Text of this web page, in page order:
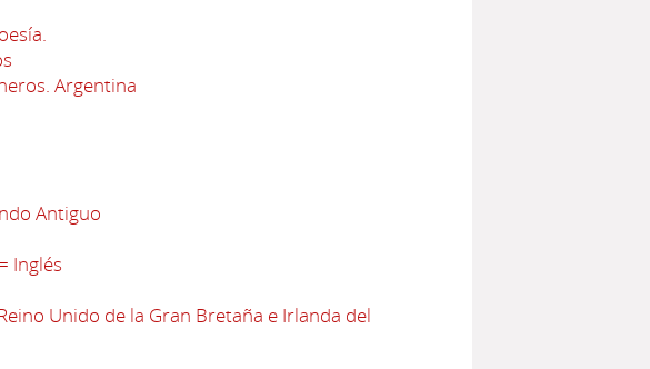
Argentina
Antiguo
Inglés
Unido de la Gran Bretaña e Irlanda del